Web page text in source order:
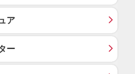
ア
ー